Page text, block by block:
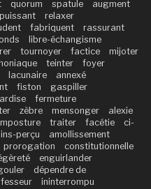
quorum spatule
augment
relaxer
fabriquent
rassurant
libre-échangisme
tournoyer factice
mijoter
teinter
foyer
lacunaire
annexé
fiston
gaspiller
fermeture
zèbre mensonger
alexie
traiter facétie
ci-
perçu
amollissement
prorogation
constitutionnelle
enguirlander
dépendre de
ininterrompu